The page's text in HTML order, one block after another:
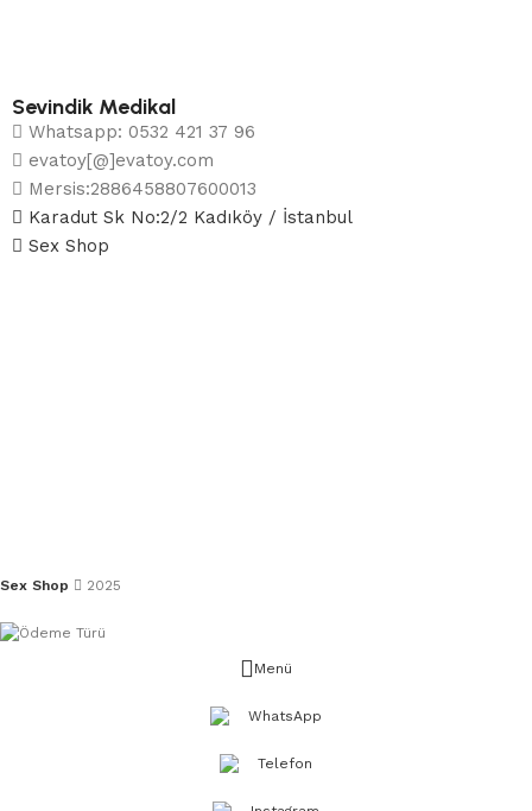
Sevindik Medikal
Whatsapp: 0532 421 37 96
evatoy[@]evatoy.com
Mersis:2886458807600013
Karadut Sk No:2/2 Kadıköy / İstanbul
Sex Shop
Sex Shop 2025
Menü
WhatsApp
Telefon